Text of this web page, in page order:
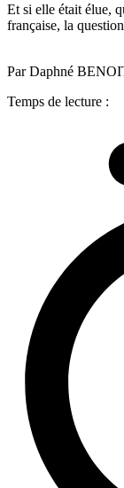
Et si elle était élue,
française, la
Par Daphné
Temps de lecture :